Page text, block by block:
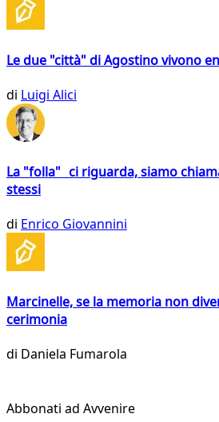
Le due "città" di Agostino vivono
di Luigi Alici
La "folla" ci riguarda, siamo
stessi
di Enrico Giovannini
Marcinelle, se la memoria non
cerimonia
di Daniela Fumarola
Abbonati ad Avvenire